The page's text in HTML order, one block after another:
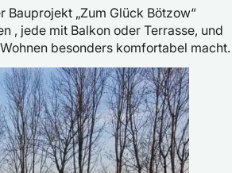
„Zum Glück Bötzow“
, jede mit Balkon oder Terrasse, und
besonders komfortabel macht.